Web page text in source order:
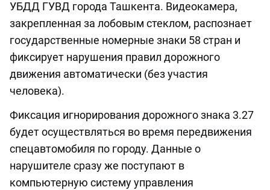
УБДД ГУВД города Ташкента. Видеокамера,
закрепленная за лобовым стеклом, распознает
государственные номерные знаки 58 стран и
фиксирует нарушения правил дорожного
движения автоматически (без участия
человека).
Фиксация игнорирования дорожного знака 3.27
будет осуществляться во время передвижения
спецавтомобиля по городу. Данные о
нарушителе сразу же поступают в
компьютерную систему управления